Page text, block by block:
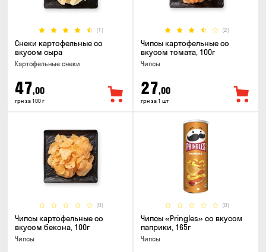
(1)
Снеки картофельные со
вкусом сыра
Картофельные снеки
47,00
грн за 100 г
(2)
Чипсы картофельные со
вкусом томата, 100г
Чипсы
27,00
грн за 1 шт
(0)
Чипсы картофельные со
вкусом бекона, 100г
Чипсы
(0)
Чипсы «Pringles» со вкусом
паприки, 165г
Чипсы